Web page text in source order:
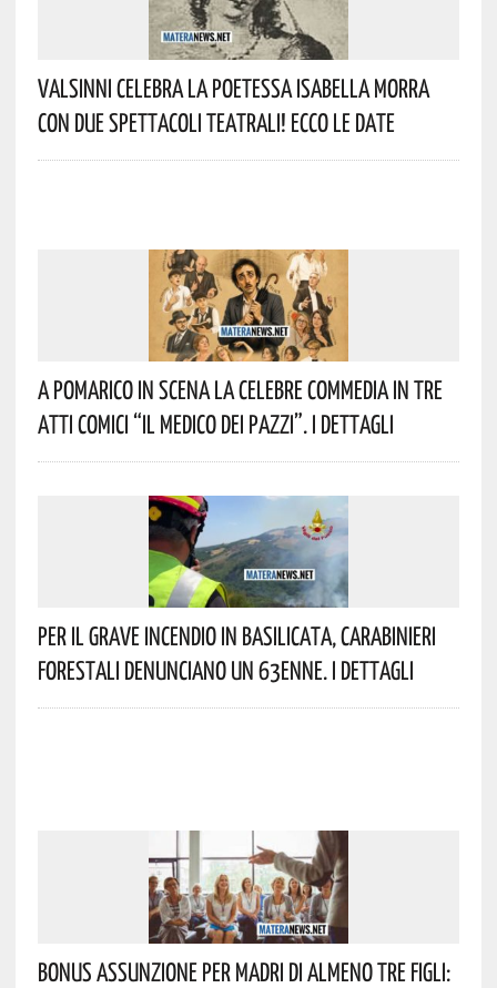
Valsinni Celebra La Poetessa Isabella Morra
Con Due Spettacoli Teatrali! Ecco Le Date
A Pomarico In Scena La Celebre Commedia In Tre
Atti Comici “Il Medico Dei Pazzi”. I Dettagli
Per Il Grave Incendio In Basilicata, Carabinieri
Forestali Denunciano Un 63enne. I Dettagli
Bonus Assunzione Per Madri Di Almeno Tre Figli: